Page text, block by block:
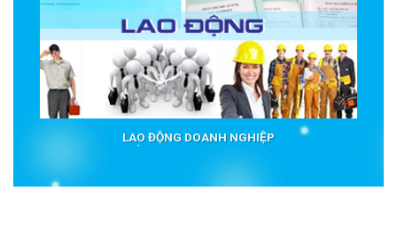
LAO ĐỘNG DOANH NGHIỆP